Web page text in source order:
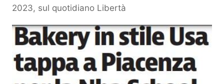
2023, sul quotidiano Libertà